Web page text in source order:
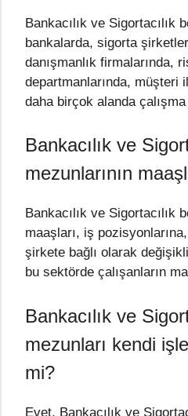
Bankacılık ve Sigortacılık
bankalarda, sigorta
danışmanlık firmalarında,
departmanlarında, müşteri
daha birçok alanda
Bankacılık ve
mezunlarının
Bankacılık ve Sigortacılık
maaşları, iş
şirkete bağlı olarak
bu sektörde çalışanların
Bankacılık ve
mezunları kendi
mi?
Evet, Bankacılık ve